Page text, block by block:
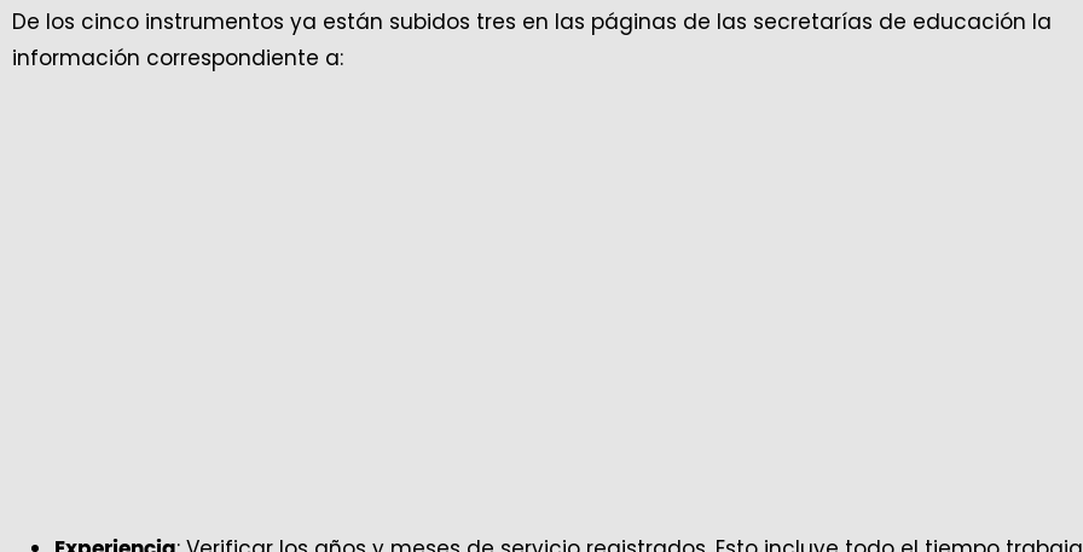
De los cinco instrumentos ya están subidos tres en las páginas de las secretarías de educación la
información correspondiente a: